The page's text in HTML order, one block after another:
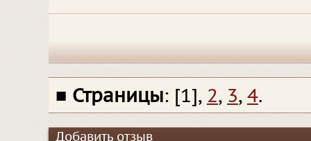
■ Страницы: [1], 2, 3, 4.
Добавить отзыв